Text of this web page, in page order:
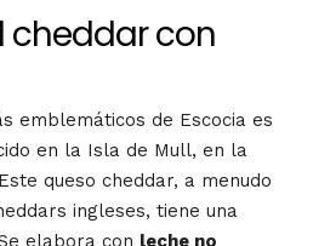
cheddar con
emblemáticos de Escocia es
en la Isla de Mull, en la
queso cheddar, a menudo
ingleses, tiene una
elabora con leche no